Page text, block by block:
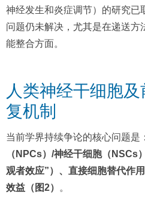
神经发生和炎症调节）的研究已
问题仍未解决，尤其是在递送方
能整合方面。
人类神经干细胞
复机制
当前学界持续争论的核心问题是：
（NPCs）/神经干细胞（NSCs
观者效应”）、直接细胞替代作
效益（图2）
。